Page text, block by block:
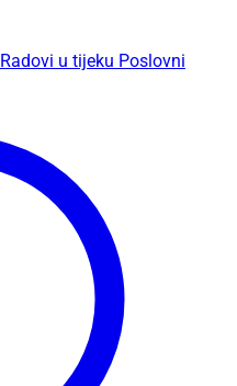
Radovi u tijeku Poslovni